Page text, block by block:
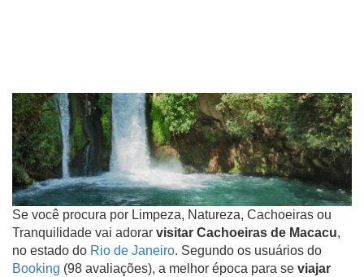
Se você procura por Limpeza, Natureza, Cachoeiras ou
Tranquilidade vai adorar visitar Cachoeiras de Macacu,
no estado do Rio de Janeiro. Segundo os usuários do
Booking (98 avaliações), a melhor época para se viajar